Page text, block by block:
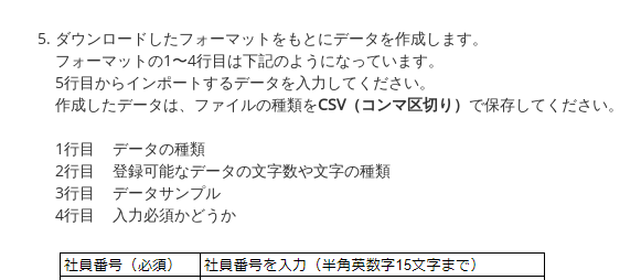
ダウンロードしたフォーマットをもとにデータを作成します。
フォーマットの1〜4行目は下記のようになっています。
5行目からインポートするデータを入力してください。
作成したデータは、ファイルの種類をCSV（コンマ区切り） で保存してください。
1行目 データの種類
2行目 登録可能なデータの文字数や文字の種類
3行目 データサンプル
4行目 入力必須かどうか